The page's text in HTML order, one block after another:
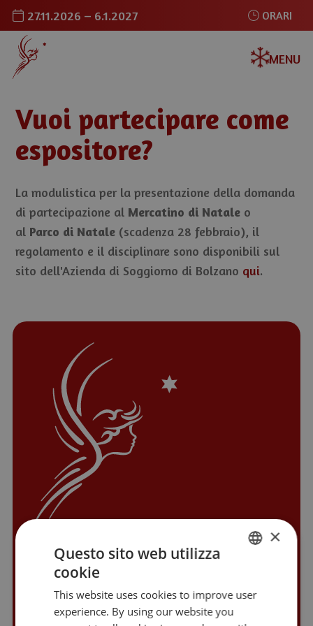
27.11.2026 – 6.1.2027 ORARI
MENU
Vuoi partecipare come
espositore?
La modulistica per la presentazione della domanda
di partecipazione al Mercatino di Natale o
al Parco di Natale (scadenza 28 febbraio), il
regolamento e il disciplinare sono disponibili sul
sito dell'Azienda di Soggiorno di Bolzano qui.
AZIENDA DI SOGGIORNO E TURISMO
Via Alto Adige, 60
Piazza del Grano, 11
I-39100 Bolzano (BZ)
GERMAN
×
Questo sito web utilizza
cookie
This website uses cookies to improve user
experience. By using our website you